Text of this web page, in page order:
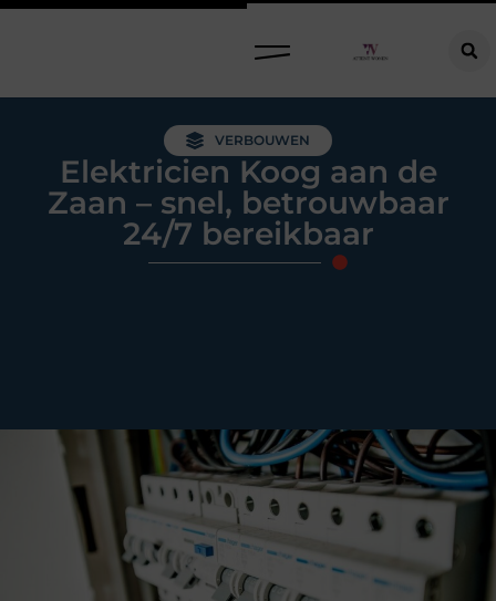
VERBOUWEN
Elektricien Koog aan de
Zaan – snel, betrouwbaar
24/7 bereikbaar